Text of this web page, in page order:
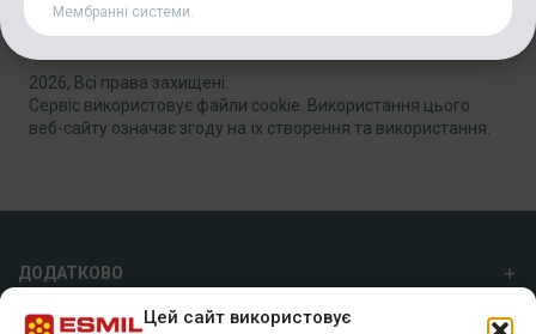
Цей сайт використовує
Група Esmil
2026, Всі права захищені.
Сервіс використовує файли cookie. Використання цього
веб-сайту означає згоду на їх створення та використання.
ДОДАТКОВО
Мембранні системи.